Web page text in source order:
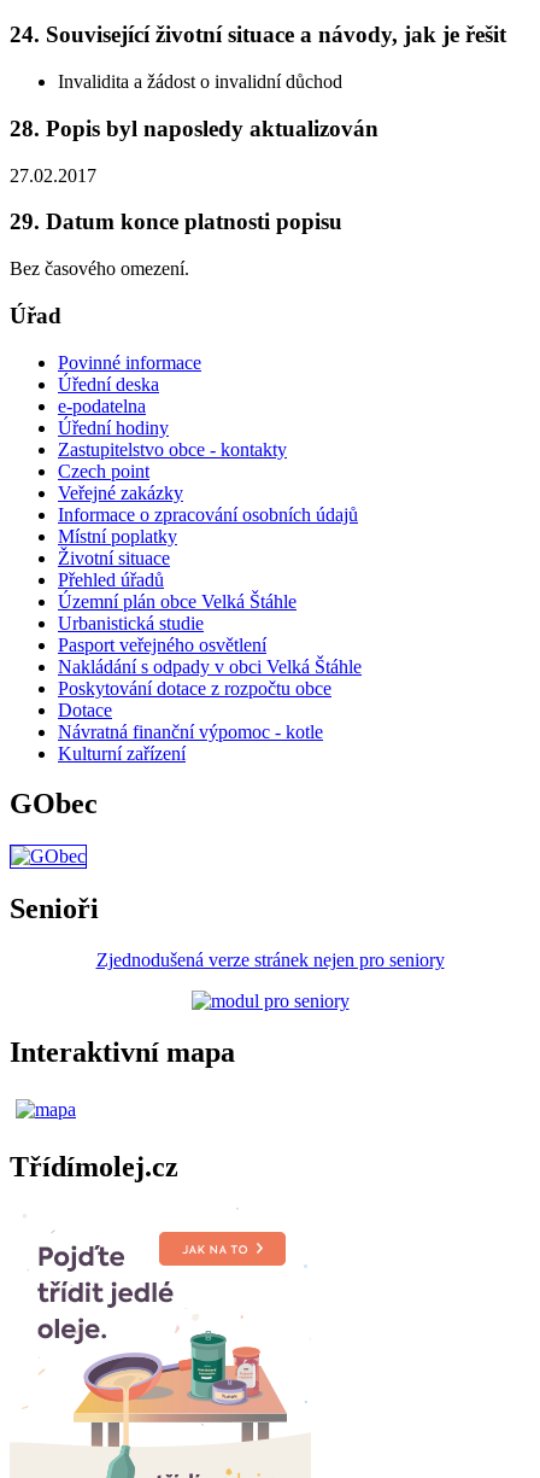
24. Související životní situace a návody, jak je řešit
Invalidita a žádost o invalidní důchod
28. Popis byl naposledy aktualizován
27.02.2017
29. Datum konce platnosti popisu
Bez časového omezení.
Úřad
Povinné informace
Úřední deska
e-podatelna
Úřední hodiny
Zastupitelstvo obce - kontakty
Czech point
Veřejné zakázky
Informace o zpracování osobních údajů
Místní poplatky
Životní situace
Přehled úřadů
Územní plán obce Velká Štáhle
Urbanistická studie
Pasport veřejného osvětlení
Nakládání s odpady v obci Velká Štáhle
Poskytování dotace z rozpočtu obce
Dotace
Návratná finanční výpomoc - kotle
Kulturní zařízení
GObec
Senioři
Zjednodušená verze stránek nejen pro seniory
Interaktivní mapa
Třídímolej.cz